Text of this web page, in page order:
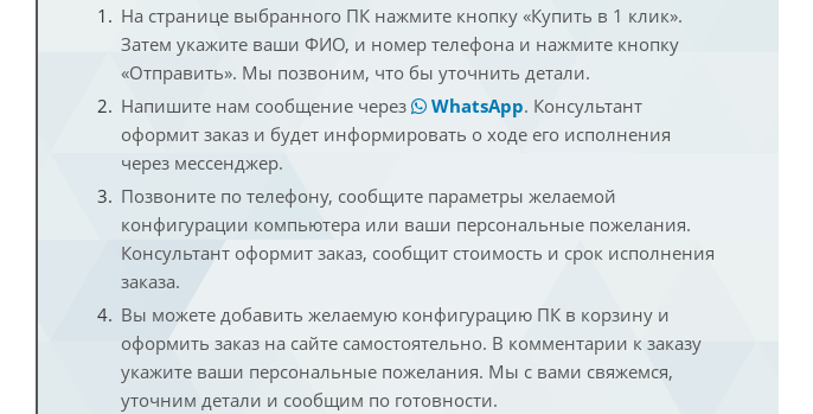
На странице выбранного ПК нажмите кнопку «Купить в 1 клик».
Затем укажите ваши ФИО, и номер телефона и нажмите кнопку
«Отправить». Мы позвоним, что бы уточнить детали.
Напишите нам сообщение через
WhatsApp. Консультант
оформит заказ и будет информировать о ходе его исполнения
через мессенджер.
Позвоните по телефону, сообщите параметры желаемой
конфигурации компьютера или ваши персональные пожелания.
Консультант оформит заказ, сообщит стоимость и срок исполнения
заказа.
Вы можете добавить желаемую конфигурацию ПК в корзину и
оформить заказ на сайте самостоятельно. В комментарии к заказу
укажите ваши персональные пожелания. Мы с вами свяжемся,
уточним детали и сообщим по готовности.